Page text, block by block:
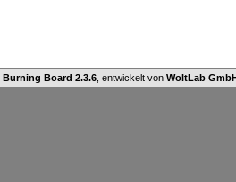
Burning Board 2.3.6 , entwickelt von WoltLab